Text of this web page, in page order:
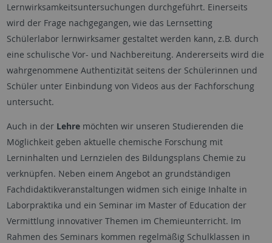
Lernwirksamkeitsuntersuchungen durchgeführt. Einerseits
wird der Frage nachgegangen, wie das Lernsetting
Schülerlabor lernwirksamer gestaltet werden kann, z.B. durch
eine schulische Vor- und Nachbereitung. Andererseits wird die
wahrgenommene Authentizität seitens der Schülerinnen und
Schüler unter Einbindung von Videos aus der Fachforschung
untersucht.
Auch in derLehremöchten wir unseren Studierenden die
Möglichkeit geben aktuelle chemische Forschung mit
Lerninhalten und Lernzielen des Bildungsplans Chemie zu
verknüpfen. Neben einem Angebot an grundständigen
Fachdidaktikveranstaltungen widmen sich einige Inhalte in
Laborpraktika und ein Seminar im Master of Education der
Vermittlung innovativer Themen im Chemieunterricht. Im
Rahmen des Seminars kommen regelmäßig Schulklassen in